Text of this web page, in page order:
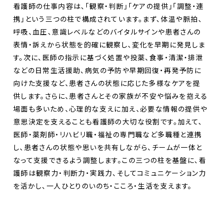
看護師の仕事内容は、「観察・判断」「ケアの提供」「調整・連
携」という三つの柱で構成されています。まず、体温や脈拍、
呼吸、血圧、意識レベルなどのバイタルサインや患者さんの
表情・訴えから状態を的確に観察し、変化を早期に発見しま
す。次に、医師の指示に基づく処置や投薬、食事・清潔・排泄
などの日常生活援助、病気の予防や早期回復・再発予防に
向けた支援など、患者さんの状態に応じた多様なケアを提
供します。さらに、患者さんとその家族が不安や悩みを抱える
場面も多いため、心理的な支えに加え、必要な情報の提供や
意思決定を支えることも看護師の大切な役割です。加えて、
医師・薬剤師・リハビリ職・福祉の専門職など多職種と連携
し、患者さんの状態や思いを共有しながら、チームが一体と
なって支援できるよう調整します。この三つの柱を基盤に、看
護師は観察力・判断力・実践力、そしてコミュニケーション力
を活かし、一人ひとりのいのち・こころ・生活を支えます。